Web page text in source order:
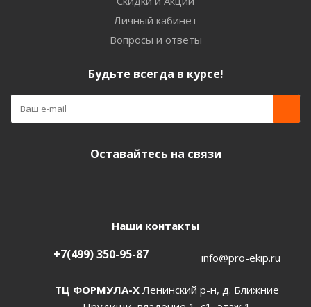
Личный кабинет
Вопросы и ответы
Будьте всегда в курсе!
Оставайтесь на связи
Наши контакты
+7(499) 350-95-87 info@pro-ekip.ru
ТЦ ФОРМУЛА-ХЛенинский р-н, д. Ближние